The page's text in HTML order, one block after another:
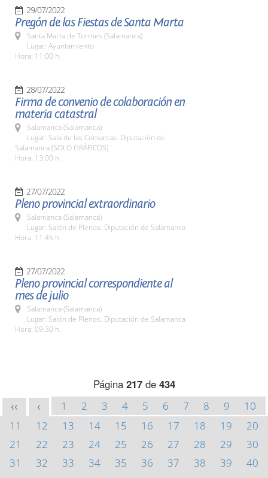
29/07/2022
Pregón de las Fiestas de Santa Marta
Santa Marta de Tormes (Salamanca)
Lugar: Ayuntamiento
Hora: 11:00 h.
28/07/2022
Firma de convenio de colaboración en
materia catastral
Salamanca (Salamanca)
Lugar: Sala de las Comarcas. Diputación de
Salamanca (SOLO GRÁFICOS)
Hora: 13:00 h.
27/07/2022
Pleno provincial extraordinario
Salamanca (Salamanca)
Lugar: Salón de Plenos. Diputación de Salamanca
Hora: 11:45 h.
27/07/2022
Pleno provincial correspondiente al
mes de julio
Salamanca (Salamanca)
Lugar: Salón de Plenos. Diputación de Salamanca
Hora: 09:30 h.
Página 217de 434
<< < 1 2 3 4 5 6 7 8 9
10
11
12 13 14 15 16 17 18 19
20
21
22 23 24 25 26 27 28 29
30
31
32 33 34 35 36 37 38 39
40